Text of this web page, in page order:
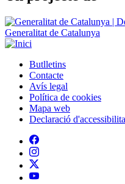
Peu
Butlletins
Contacte
Avís legal
Política de cookies
Mapa web
Declaració d'accessibilitat